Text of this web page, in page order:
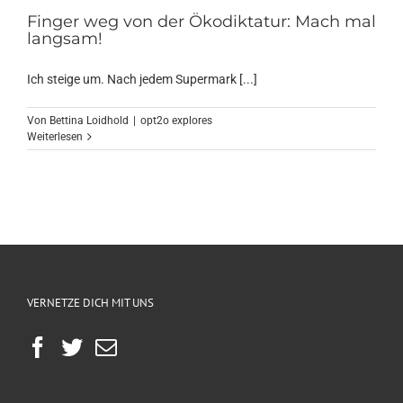
Finger weg von der Ökodiktatur: Mach mal
langsam!
Ich steige um. Nach jedem Supermark [...]
Von Bettina Loidhold
opt2o explores
Weiterlesen
VERNETZE DICH MIT UNS